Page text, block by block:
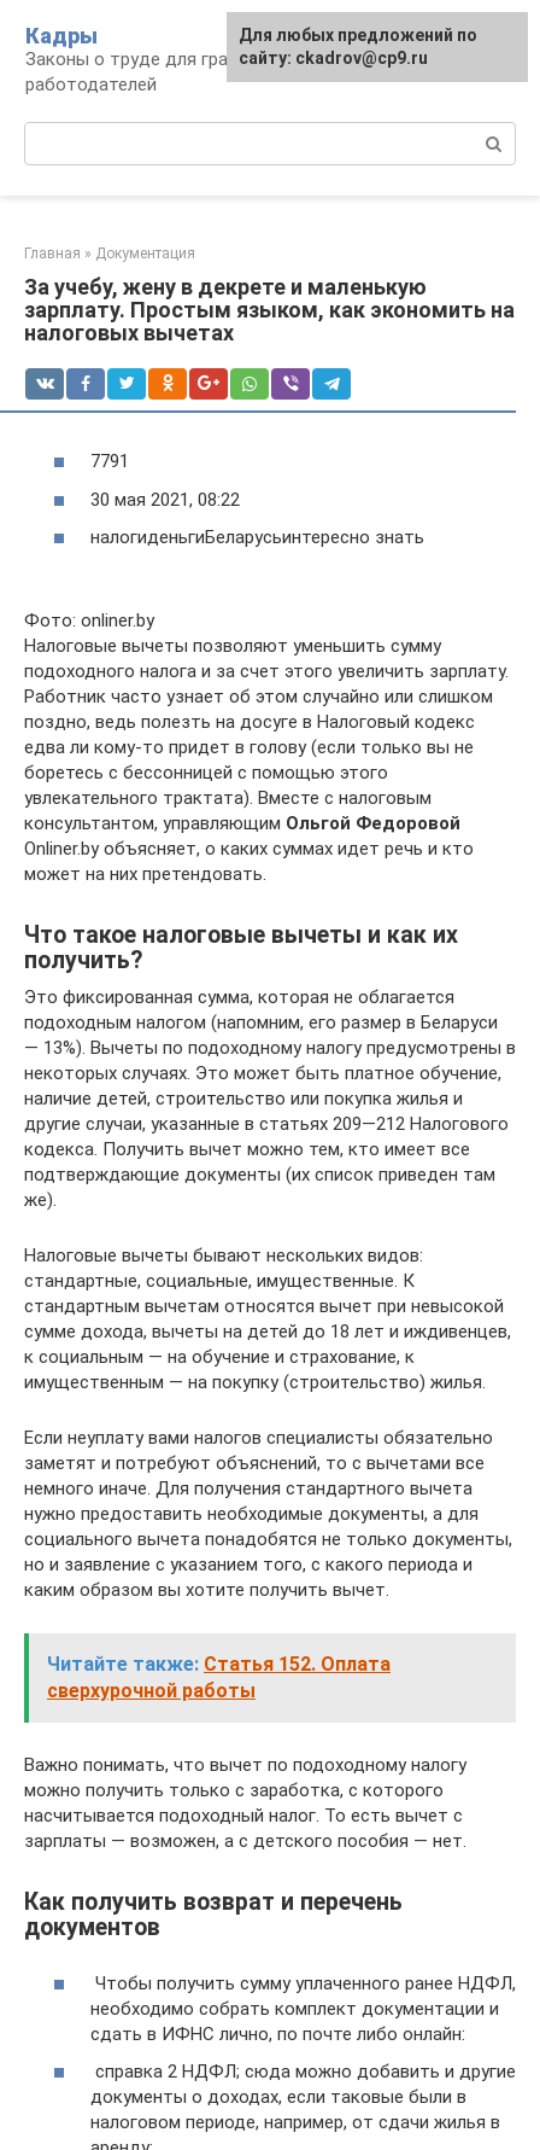
контенту
Кадры
Законы о труде для граждан и
работодателей
Главная » Документация
За учебу, жену в декрете и маленькую
зарплату. Простым языком, как экономить на
налоговых вычетах
7791
30 мая 2021, 08:22
налогиденьгиБеларусьинтересно знать
Фото: onliner.by
Налоговые вычеты позволяют уменьшить сумму
подоходного налога и за счет этого увеличить зарплату.
Работник часто узнает об этом случайно или слишком
поздно, ведь полезть на досуге в Налоговый кодекс
едва ли кому-то придет в голову (если только вы не
боретесь с бессонницей с помощью этого
увлекательного трактата). Вместе с налоговым
консультантом, управляющим Ольгой Федоровой
Onliner.by объясняет, о каких суммах идет речь и кто
может на них претендовать.
Что такое налоговые вычеты и как их
получить?
Это фиксированная сумма, которая не облагается
подоходным налогом (напомним, его размер в Беларуси
— 13%). Вычеты по подоходному налогу предусмотрены в
некоторых случаях. Это может быть платное обучение,
наличие детей, строительство или покупка жилья и
другие случаи, указанные в статьях 209—212 Налогового
кодекса. Получить вычет можно тем, кто имеет все
подтверждающие документы (их список приведен там
же).
Налоговые вычеты бывают нескольких видов:
стандартные, социальные, имущественные. К
стандартным вычетам относятся вычет при невысокой
сумме дохода, вычеты на детей до 18 лет и иждивенцев,
к социальным — на обучение и страхование, к
имущественным — на покупку (строительство) жилья.
Если неуплату вами налогов специалисты обязательно
заметят и потребуют объяснений, то с вычетами все
немного иначе. Для получения стандартного вычета
нужно предоставить необходимые документы, а для
социального вычета понадобятся не только документы,
но и заявление с указанием того, с какого периода и
каким образом вы хотите получить вычет.
Читайте также: Статья 152. Оплата
сверхурочной работы
Важно понимать, что вычет по подоходному налогу
можно получить только с заработка, с которого
насчитывается подоходный налог. То есть вычет с
зарплаты — возможен, а с детского пособия — нет.
Как получить возврат и перечень
документов
Чтобы получить сумму уплаченного ранее НДФЛ,
необходимо собрать комплект документации и
сдать в ИФНС лично, по почте либо онлайн:
справка 2 НДФЛ; сюда можно добавить и другие
документы о доходах, если таковые были в
налоговом периоде, например, от сдачи жилья в
Для любых предложений по
сайту: ckadrov@cp9.ru